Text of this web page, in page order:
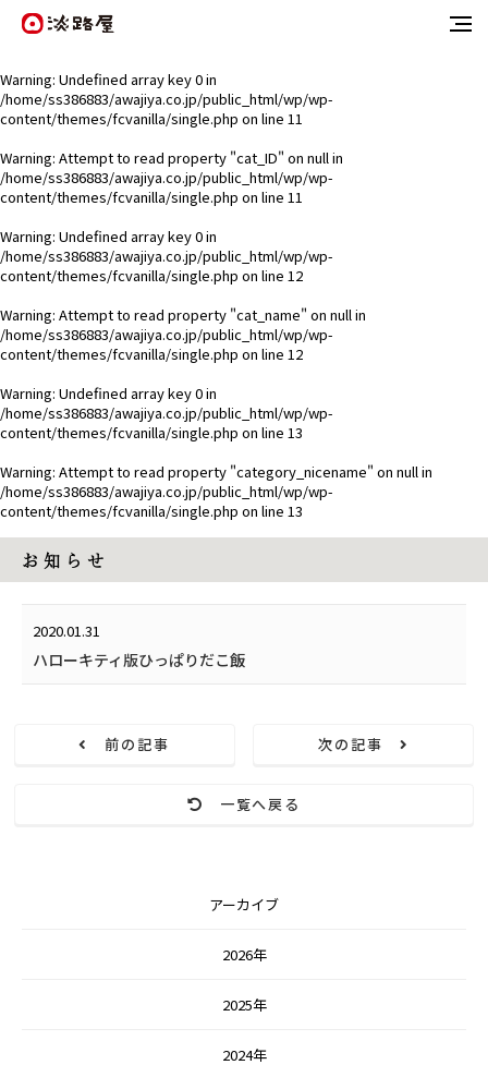
Warning: Undefined array key 0 in
/home/ss386883/awajiya.co.jp/public_html/wp/wp-
content/themes/fcvanilla/single.php on line 11
Warning: Attempt to read property "cat_ID" on null in
/home/ss386883/awajiya.co.jp/public_html/wp/wp-
content/themes/fcvanilla/single.php on line 11
Warning: Undefined array key 0 in
/home/ss386883/awajiya.co.jp/public_html/wp/wp-
content/themes/fcvanilla/single.php on line 12
Warning: Attempt to read property "cat_name" on null in
/home/ss386883/awajiya.co.jp/public_html/wp/wp-
content/themes/fcvanilla/single.php on line 12
Warning: Undefined array key 0 in
/home/ss386883/awajiya.co.jp/public_html/wp/wp-
content/themes/fcvanilla/single.php on line 13
Warning: Attempt to read property "category_nicename" on null in
/home/ss386883/awajiya.co.jp/public_html/wp/wp-
content/themes/fcvanilla/single.php on line 13
お 知 ら せ
2020.01.31
ハローキティ版ひっぱりだこ飯
前の記事
一覧へ戻る
次の記事
アーカイブ
2026年
2025年
2024年